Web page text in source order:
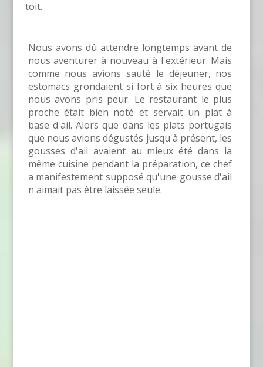
toit.
Nous avons dû attendre longtemps avant de
nous aventurer à nouveau à l'extérieur. Mais
comme nous avions sauté le déjeuner, nos
estomacs grondaient si fort à six heures que
nous avons pris peur. Le restaurant le plus
proche était bien noté et servait un plat à
base d'ail. Alors que dans les plats portugais
que nous avions dégustés jusqu'à présent, les
gousses d'ail avaient au mieux été dans la
même cuisine pendant la préparation, ce chef
a manifestement supposé qu'une gousse d'ail
n'aimait pas être laissée seule.